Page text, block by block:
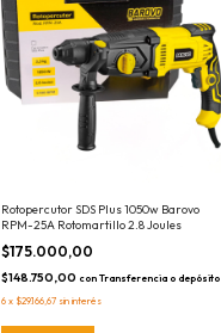
Rotopercutor SDS Plus 1050w Barovo
RPM-25A Rotomartillo 2.8 Joules
$175.000,00
$148.750,00 con Transferencia o depósito
6 x $29.166,67 sin interés